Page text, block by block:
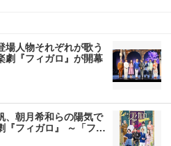
人物それぞれが歌う
劇『フィガロ』が開幕
、朝月希和らの陽気で
『フィガロ』 ～「フ…